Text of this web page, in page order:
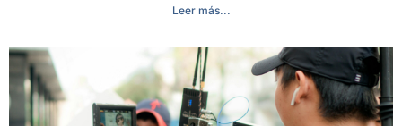
Leer más...